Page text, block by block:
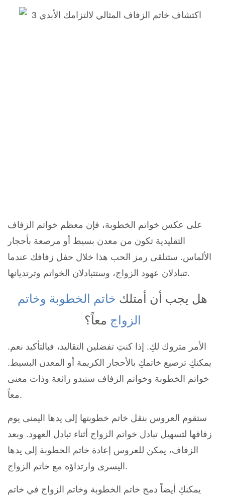
على عكس خواتم الخطوبة، فإن معظم خواتم الزفاف
التقليدية تكون من معدن بسيط أو مرصعة بأحجار
الألماس. ستتلقى رمز الحب هذا خلال حفل زفافك عندما
تتبادلان عهود الزواج، وستتبادلان الخواتم وترتديانها.
هل يجب أن أمتلك خاتم الخطوبة وخاتم
الزواج معاً؟
الأمر متروك لكِ. إذا كنتِ تفضلين التقاليد، فبالتأكيد نعم.
يمكنكِ ترصيع خاتمكِ بالأحجار الكريمة أو المعدن البسيط.
خواتم الخطوبة وخواتم الزفاف ستبدو رائعة وذات معنى
معاً.
ستقوم العروس بنقل خاتم خطوبتها إلى يدها اليمنى يوم
زفافها لتسهيل تبادل خواتم الزواج أثناء تبادل العهود. وبعد
الزفاف، يمكن للعروس إعادة خاتم الخطوبة إلى يدها
اليسرى وارتداؤه مع خاتم الزواج.
يمكنكِ أيضاً دمج خاتم الخطوبة وخاتم الزواج في خاتم